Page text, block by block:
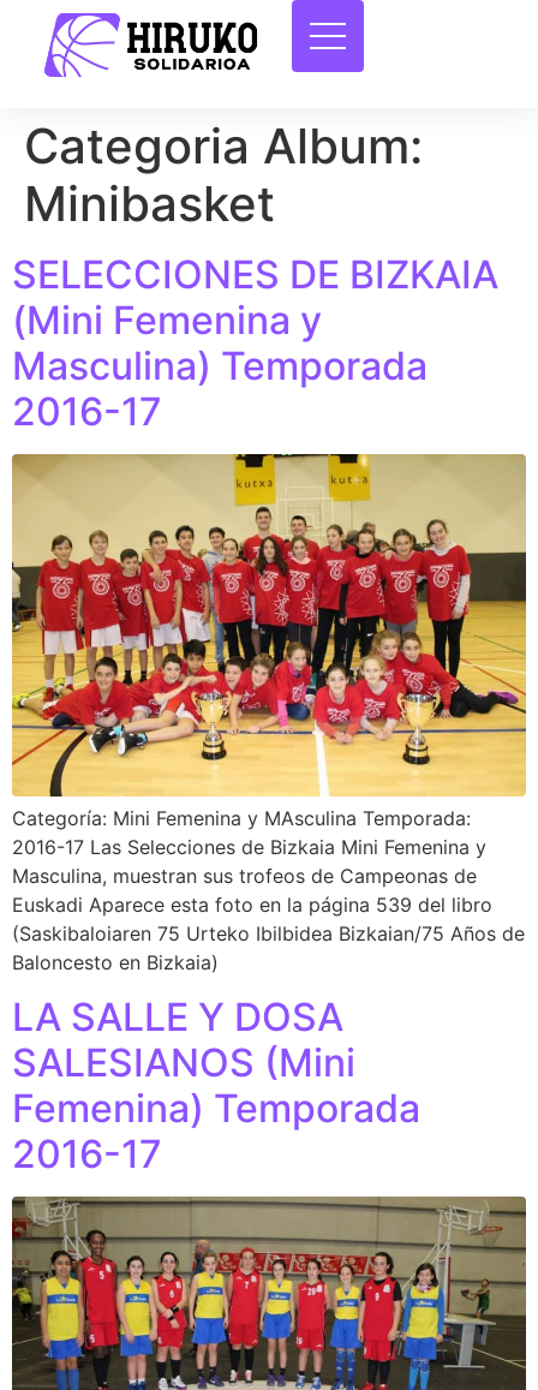
Categoria Album:
Minibasket
SELECCIONES DE BIZKAIA
(Mini Femenina y
Masculina) Temporada
2016-17
Categoría: Mini Femenina y MAsculina Temporada:
2016-17 Las Selecciones de Bizkaia Mini Femenina y
Masculina, muestran sus trofeos de Campeonas de
Euskadi Aparece esta foto en la página 539 del libro
(Saskibaloiaren 75 Urteko Ibilbidea Bizkaian/75 Años de
Baloncesto en Bizkaia)
LA SALLE Y DOSA
SALESIANOS (Mini
Femenina) Temporada
2016-17